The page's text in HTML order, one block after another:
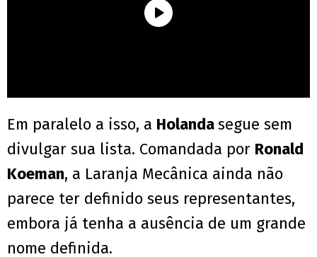
Em paralelo a isso, a Holandasegue sem
divulgar sua lista. Comandada por Ronald
Koeman, a Laranja Mecânica ainda não
parece ter definido seus representantes,
embora já tenha a ausência de um grande
nome definida.